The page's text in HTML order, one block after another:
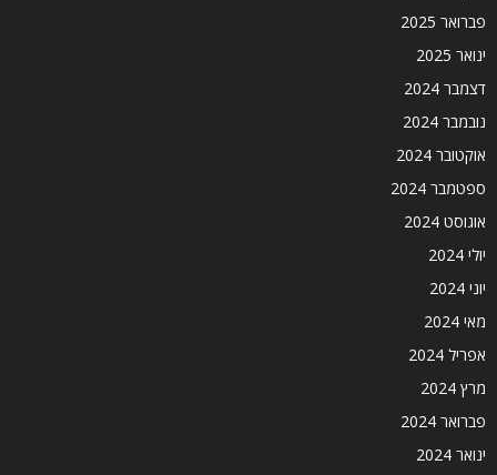
פברואר 2025
ינואר 2025
דצמבר 2024
נובמבר 2024
אוקטובר 2024
ספטמבר 2024
אוגוסט 2024
יולי 2024
יוני 2024
מאי 2024
אפריל 2024
מרץ 2024
פברואר 2024
ינואר 2024